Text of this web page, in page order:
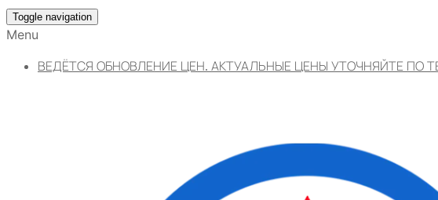
Toggle navigation
Menu
ВЕДЁТСЯ ОБНОВЛЕНИЕ ЦЕН. АКТУАЛЬНЫЕ ЦЕНЫ УТОЧНЯЙТЕ ПО